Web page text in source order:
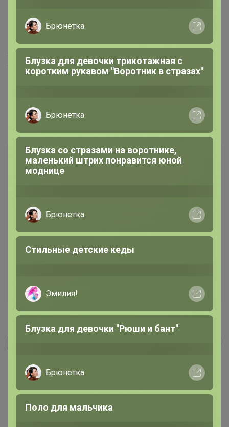
13 декабря, 2025 16:10
Мила40, Здравствуйте, заказы которые
забронированы да, сейчас включу в счет. Новые
заказы скорее всего уже нет.
Показаны записи
Чтобы ответить или задать вопрос
необходимо авторизоваться на сайте
Это займет меньше минуты
Как здесь все устроено?
Как сделать заказ?
Брюнетка
Блузка для девочки трикотажная с
коротким рукавом "Воротник в стразах"
Брюнетка
Блузка со стразами на воротнике,
маленький штрих понравится юной
моднице
Брюнетка
Стильные детские кеды
Эмилия!
Блузка для девочки "Рюши и бант"
Брюнетка
Поло для мальчика